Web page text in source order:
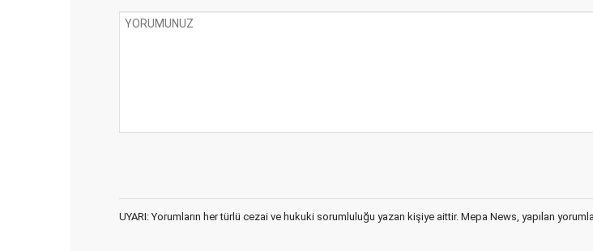
UYARI: Yorumların her türlü cezai ve hukuki sorumluluğu yazan kişiye aittir. Mepa News, yapılan